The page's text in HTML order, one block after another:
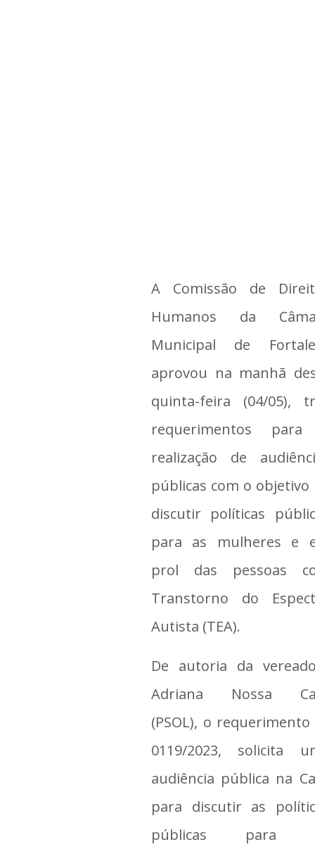
A Comissão de
Humanos da
Municipal de
aprovou na manhã
quinta-feira (04/05),
requerimentos
realização de
públicas com o objetivo
discutir políticas
para as mulheres e
prol das pessoas
Transtorno do
Autista (TEA).
De autoria da
Adriana Nossa
(PSOL), o requerimento
0119/2023, solicita
audiência pública na
para discutir as
públicas para